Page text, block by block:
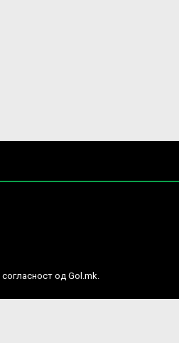
од Gol.mk.